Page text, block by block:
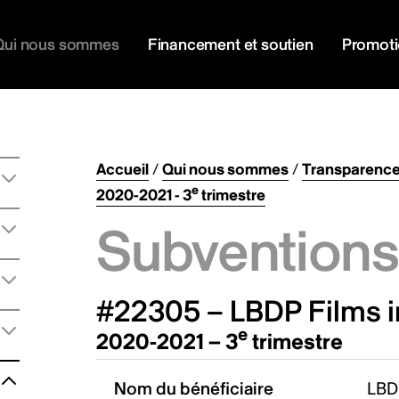
nous sommes Financement et soutien
Accueil/Qui nous sommes/
2020-2021 - 3etrimestre
#22305 – LBDP Films
2020-2021 – 3e trimestre
Nom du bénéficiaire